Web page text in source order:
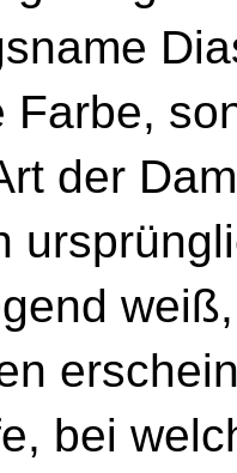
Farbe,
der
bei